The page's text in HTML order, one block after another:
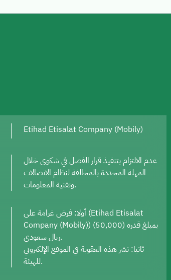
Etihad Etisalat Company (Mobily)
عدم الالتزام بتنفيذ قرار الفصل في شكوى خلال
المهلة المحددة بالمخالفة لنظام الاتصالات
وتقنية المعلومات.
أولا: فرض غرامة على (Etihad Etisalat
Company (Mobily)) بمبلغ قدره (50,000)
ريال سعودي.
ثانيا: نشر هذه العقوبة في الموقع الإلكتروني
للهيئة.